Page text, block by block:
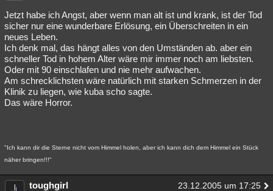
Jetzt habe ich Angst, aber wenn man alt ist und krank, ist der Tod
sicher nur eine wunderbare Erlösung, ein Überschreiten in ein
neues Leben.
Ich denk mal, das hängt alles von den Umständen ab. aber ein
schneller Tod in hohem Alter wäre mir immer noch am liebsten.
Oder mit 90 einschlafen und nie mehr aufwachen.
Am schrecklichsten wäre natürlich mit starken Schmerzen in der
Klinik zu liegen, wie kuba scho sagte.
Das wäre Horror.
"Ich kann dir die Sterne nicht vom Himmel holen, aber ich kann dich dem Himmel ein Stück
näher bringen!!!"
toughgirl 23.12.2005 um 17:25